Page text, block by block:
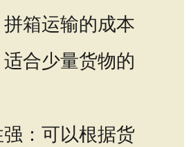
箱运输的成本
合少量货物的
：可以根据货